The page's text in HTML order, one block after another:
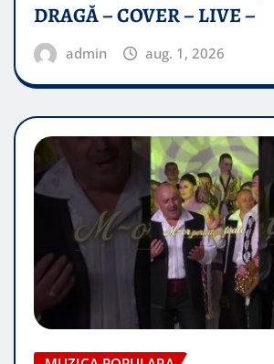
DRAGĂ – COVER – LIVE –
admin aug. 1, 2026